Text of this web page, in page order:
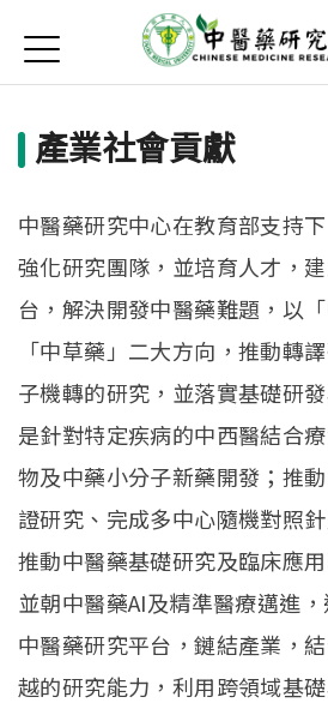
首頁
關於我們
組織架構
Open submenu (發展重點)
發展重點
推動目標
核心設施平台
產業社會貢獻
Open submenu (研究成果)
研究成果
Jump to
Jump to Main
產業社會貢獻
中醫藥研究中心在教育部支持
強化研究團隊，並培育人才，
台，解決開發中醫藥難題，以
「中草藥」二大方向，推動轉
子機轉的研究，並落實基礎研
是針對特定疾病的中西醫結合
物及中藥小分子新藥開發；推
證研究、完成多中心隨機對照
推動中醫藥基礎研究及臨床應
並朝中醫藥AI及精準醫療邁進
中醫藥研究平台，鏈結產業，
越的研究能力，利用跨領域基